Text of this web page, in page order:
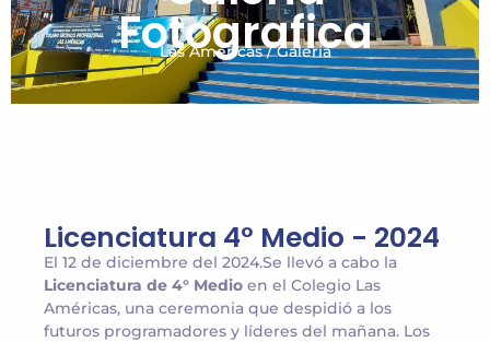
Fotografica
Las Américas / Galeria
Licenciatura 4° Medio - 2024
El 12 de diciembre del 2024.Se llevó a cabo la
Licenciatura de 4° Medio en el Colegio Las
Américas, una ceremonia que despidió a los
futuros programadores y líderes del mañana. Los